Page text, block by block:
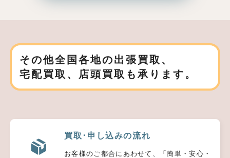
その他全国各地の出張買取、
宅配買取、店頭買取も承ります。
買取･申し込みの流れ
お客様のご都合にあわせて、「簡単・安心・